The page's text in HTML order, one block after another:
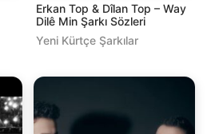
Erkan Top & Dîlan Top – Way
Dilê Min Şarkı Sözleri
Yeni Kürtçe Şarkılar